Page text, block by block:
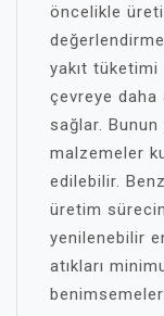
öncelikle
yakıt
çevreye daha
sağlar.
malzemeler
edilebilir.
üretim
yenilenebilir
atıkları